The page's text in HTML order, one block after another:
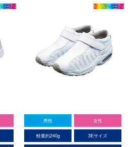
男性 女性
軽量約240g 3Eサイズ